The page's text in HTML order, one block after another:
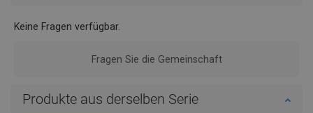
Keine Fragen verfügbar.
Fragen Sie die Gemeinschaft
Produkte aus derselben Serie